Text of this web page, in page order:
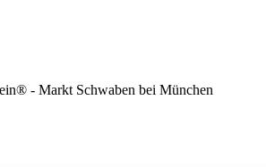
- Markt Schwaben bei München